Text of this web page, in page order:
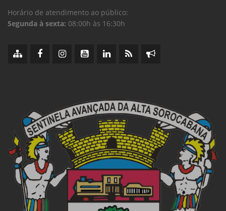
Horário de atendimento ao público:
Segunda à sexta: 08:00h às 16:30h